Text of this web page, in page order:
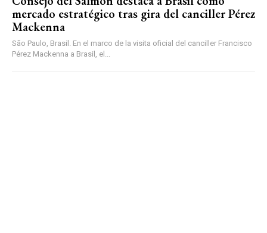
mercado estratégico tras gira del canciller Pérez
Mackenna
São Paulo, Brasil. En el marco de la visita oficial del canciller Francisco
Pérez Mackenna a Brasil, el...